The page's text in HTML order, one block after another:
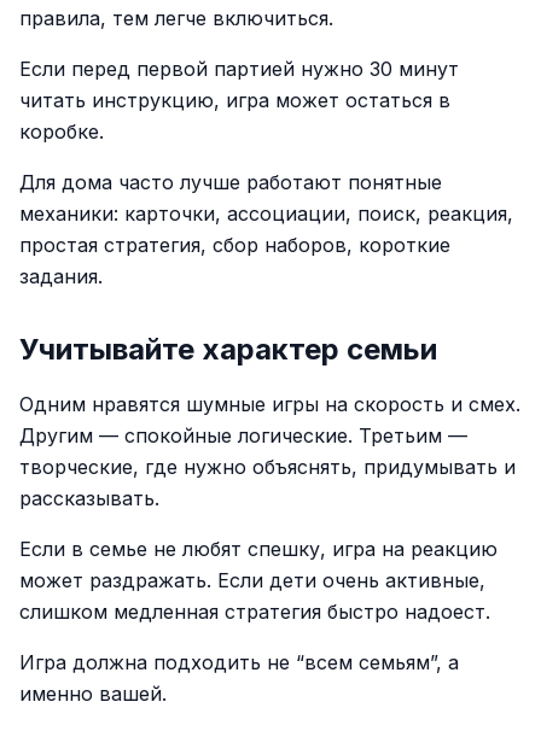
правила, тем легче включиться.
Если перед первой партией нужно 30 минут
читать инструкцию, игра может остаться в
коробке.
Для дома часто лучше работают понятные
механики: карточки, ассоциации, поиск, реакция,
простая стратегия, сбор наборов, короткие
задания.
Учитывайте характер семьи
Одним нравятся шумные игры на скорость и смех.
Другим — спокойные логические. Третьим —
творческие, где нужно объяснять, придумывать и
рассказывать.
Если в семье не любят спешку, игра на реакцию
может раздражать. Если дети очень активные,
слишком медленная стратегия быстро надоест.
Игра должна подходить не “всем семьям”, а
именно вашей.